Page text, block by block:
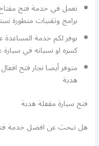
نعمل في خدمة فتح
برامج وتقنيات متطورة
نوفر لكم خدمة
كسره او نسيانه في
متوفر أيضا نجار فتح
هدية
فتح سيارة مقفلة هدية
هل تبحث عن افضل خدمة